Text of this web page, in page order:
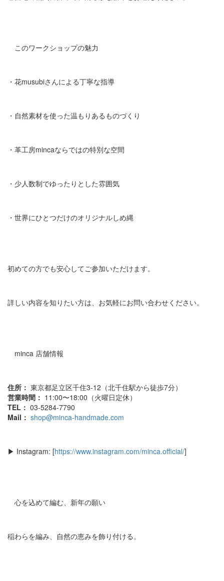
このワークショップの魅力
・花musubiさんによる丁寧な指導
・自然素材を使った温もりあるものづくり
・革工房mincaならではの特別な空間
・少人数制でゆったりとした雰囲気
・世界にひとつだけのオリジナルしめ縄
初めての方でも安心してご参加いただけます。
詳しい内容を知りたい方は、お気軽にお問い合わせください。
minca 店舗情報
住所： 東京都足立区千住3-12（北千住駅から徒歩7分）
営業時間： 11:00〜18:00（火曜日定休）
TEL： 03-5284-7790
Mail： shop@minca-handmade.com
▶︎ Instagram: [https://www.instagram.com/minca.official/]
心を込めて編む、新年の願い
稲わらを編み、自然の恵みを飾り付ける。